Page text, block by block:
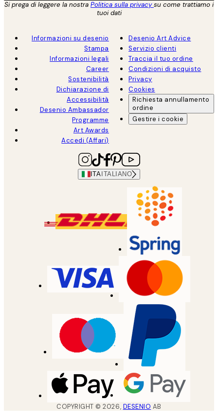
Si prega di leggere la nostra Politica sulla privacysu come trattiamo i
tuoi dati
Informazioni su desenio
Stampa
Informazioni legali
Career
Sostenibilità
Dichiarazione di
Accessibilità
Desenio Ambassador
Programme
Art Awards
Accedi (Affari)
Desenio Art Advice
Servizio clienti
Traccia il tuo ordine
Condizioni di acquisto
Privacy
Cookies
Richiesta annullamento
ordine
Gestire i cookie
ITA ITALIANO
COPYRIGHT ©2026, DESENIO AB